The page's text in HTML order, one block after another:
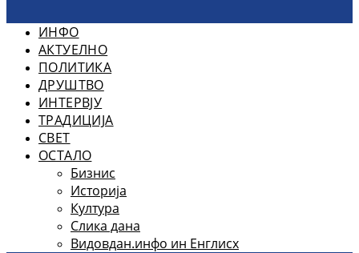
ИНФО
АКТУЕЛНО
ПОЛИТИКА
ДРУШТВО
ИНТЕРВЈУ
ТРАДИЦИЈА
СВЕТ
ОСТАЛО
Бизнис
Историја
Култура
Слика дана
Видовдан.инфо ин Енглисх